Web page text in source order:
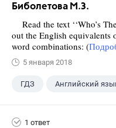
Биболетова М.З.
Read the text ‘‘Who’s
out the English equivalents
word combinations: (
5 января 2018
ГДЗ Английский
1 ответ